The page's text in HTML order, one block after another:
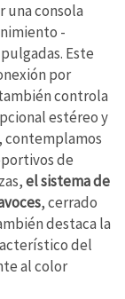
una consola
-
Este
por
controla
estéreo y
contemplamos
de
el sistema de
, cerrado
destaca la
del
al color